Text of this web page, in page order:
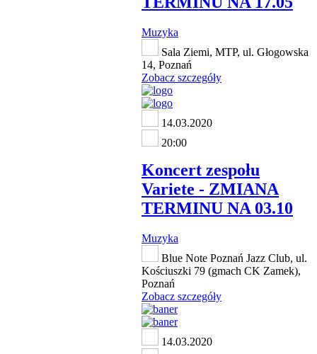
Muzyka
Sala Ziemi, MTP, ul. Głogowska
14, Poznań
Zobacz szczegóły
14.03.2020
20:00
Koncert zespołu
Variete - ZMIANA
TERMINU NA 03.10
Muzyka
Blue Note Poznań Jazz Club, ul.
Kościuszki 79 (gmach CK Zamek),
Poznań
Zobacz szczegóły
14.03.2020